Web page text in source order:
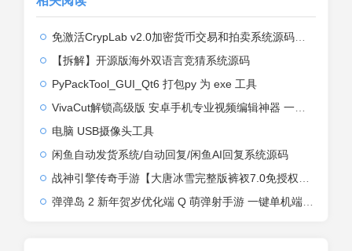
免激活CrypLab v2.0加密货币交易和拍卖系统源码，前台新增中文后台全部汉化
【拆解】开源版海外双语言竞猜系统源码
PyPackTool_GUI_Qt6 打包py 为 exe 工具
VivaCut解锁高级版 安卓手机专业视频编辑神器 一键式AI加持
电脑 USB摄像头工具
闲鱼自动发货系统/自动回复/闲鱼AI回复系统源码
战神引擎传奇手游【大唐冰雪完整版裤衩7.0免授权】2026整理特色服务端+寒冬之城+万象古城+天威大陆+大唐盛世【站长亲测】
弹弹岛 2 新年贺岁优化端 Q 萌弹射手游 一键单机端 + Linux 手工端 + GM 后台 + 安卓 iOS 双端带教程